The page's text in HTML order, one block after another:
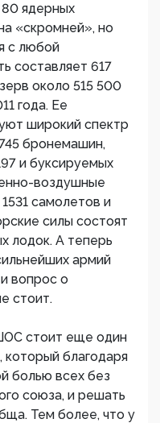
ядерных
«скромней», но
с любой
составляет 617
около 515 500
года. Ее
широкий спектр
бронемашин,
и буксируемых
воздушные
самолетов и
силы состоят
лодок. А теперь
армий
вопрос о
стоит.
стоит еще один
который благодаря
болью всех без
союза, и решать
Тем более, что у